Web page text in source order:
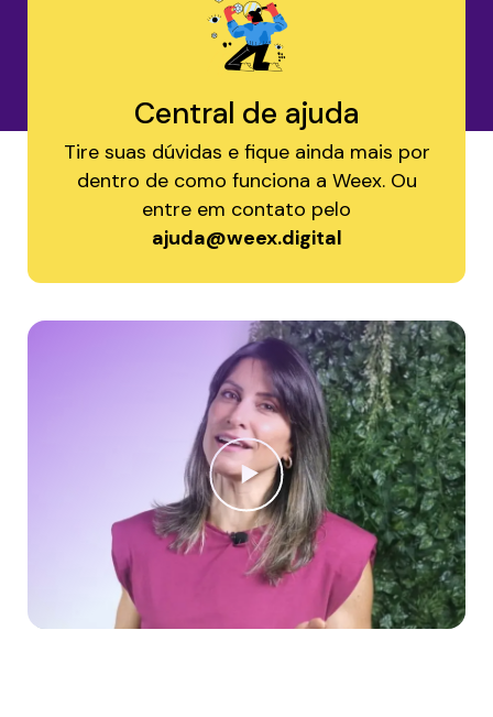
Central de ajuda
Tire suas dúvidas e fique ainda mais por
dentro de como funciona a Weex. Ou
entre em contato pelo
ajuda@weex.digital